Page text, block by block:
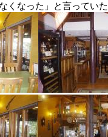
くなった」と言ってい